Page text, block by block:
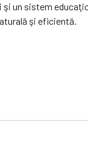
un sistem
şi eficientă.